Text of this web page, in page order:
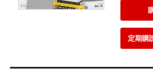
定期購